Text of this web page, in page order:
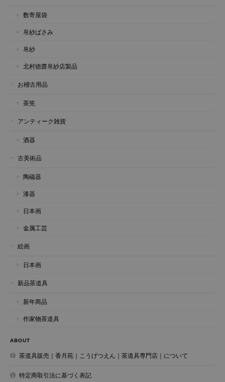
数寄屋袋
帛紗ばさみ
帛紗
北村徳齋帛紗店製品
お稽古用品
茶筅
アンティーク雑貨
酒器
古美術品
陶磁器
漆器
日本画
金属工芸
絵画
日本画
新品茶道具
新年商品
作家物茶道具
ABOUT
茶道具販売｜香月苑｜こうげつえん｜茶道具専門店｜について
特定商取引法に基づく表記